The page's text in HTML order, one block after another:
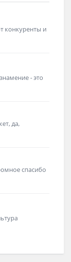
конкуренты и
- это
да,
спасибо